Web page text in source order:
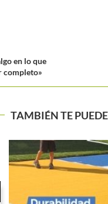
en lo que
completo»
TAMBIÉN TE
El premio al mejor
para Simona...